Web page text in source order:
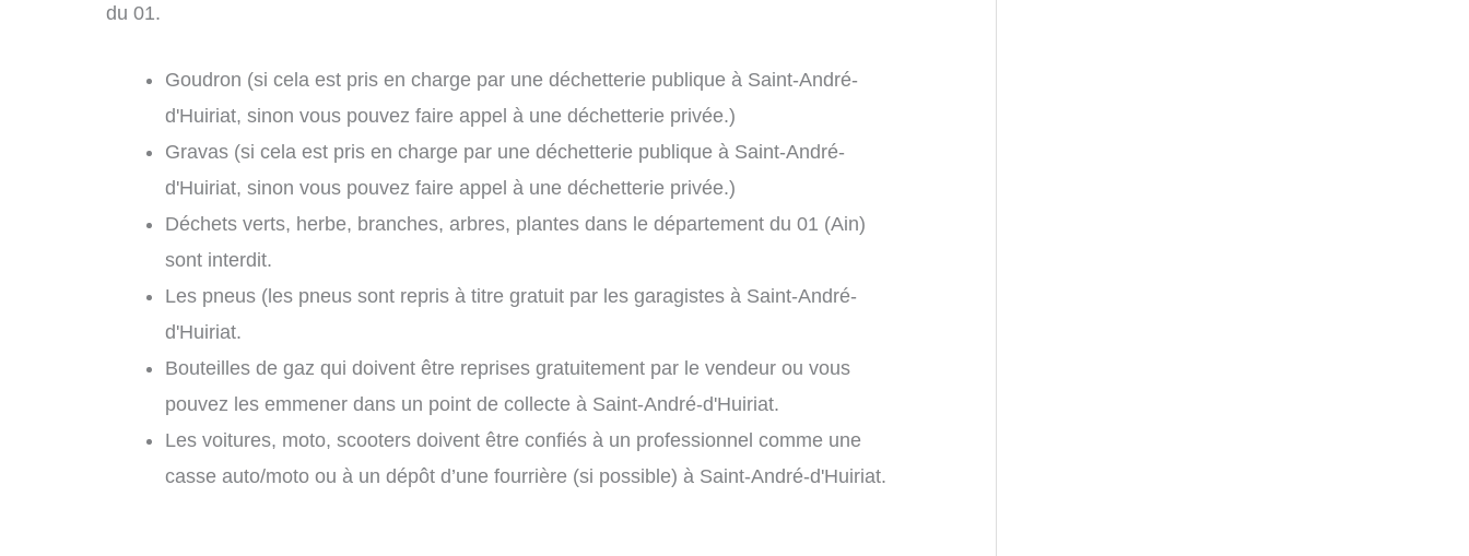
du 01.
Goudron (si cela est pris en charge par une déchetterie publique à Saint-André-
d'Huiriat, sinon vous pouvez faire appel à une déchetterie privée.)
Gravas (si cela est pris en charge par une déchetterie publique à Saint-André-
d'Huiriat, sinon vous pouvez faire appel à une déchetterie privée.)
Déchets verts, herbe, branches, arbres, plantes dans le département du 01 (Ain)
sont interdit.
Les pneus (les pneus sont repris à titre gratuit par les garagistes à Saint-André-
d'Huiriat.
Bouteilles de gaz qui doivent être reprises gratuitement par le vendeur ou vous
pouvez les emmener dans un point de collecte à Saint-André-d'Huiriat.
Les voitures, moto, scooters doivent être confiés à un professionnel comme une
casse auto/moto ou à un dépôt d’une fourrière (si possible) à Saint-André-d'Huiriat.